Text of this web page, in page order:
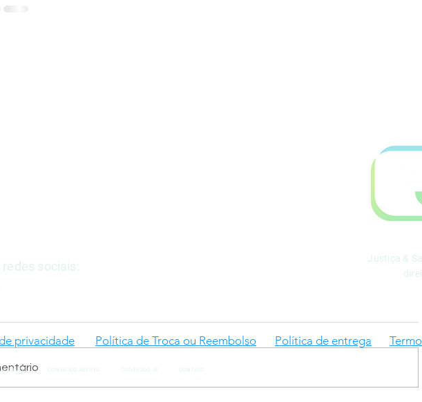
TUSS
redes sociais:
privacidade Política de Troca ou Reembolso
Justiça &
Política de entrega
SOMOS